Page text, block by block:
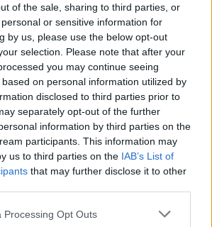
of the sale, sharing to third parties, or
or sensitive information for
by us, please use the below opt-out
selection. Please note that after your
you may continue seeing
on personal information utilized by
disclosed to third parties prior to
separately opt-out of the further
information by third parties on the
participants. This information may
us to third parties on the IAB’s List of
that may further disclose it to other
website/app uses one or more Google
Processing Opt Outs
χρόνο
μόνο χρόνο για ραντεβού, αλλά
αποσυμπιέσεις,
ζητήματα πρακτικά. Δεν είναι η
χαρά που φαντάζεται όποιος τη
νομίζει πως όλοι απλώς κάνουν
σχέσεις. Και οι σχέσεις έχουν
προσδοκίες, παρεξηγήσεις,
με αισθήματα.Αν δεν έχεις
μία σχέση σου, ίσως δεν είναι